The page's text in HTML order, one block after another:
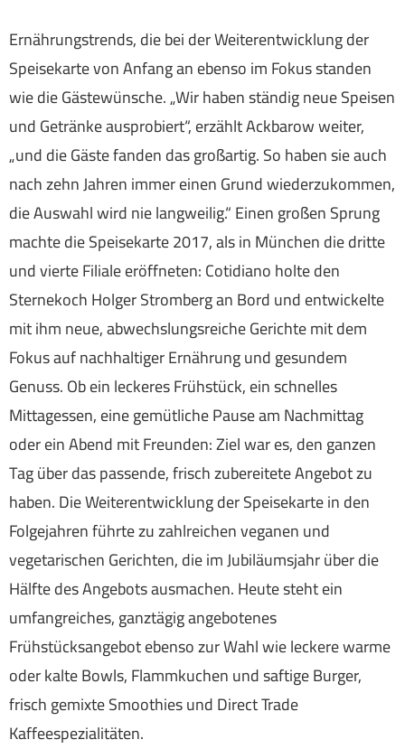
Ernährungstrends, die bei der Weiterentwicklung der
Speisekarte von Anfang an ebenso im Fokus standen
wie die Gästewünsche. „Wir haben ständig neue Speisen
und Getränke ausprobiert“, erzählt Ackbarow weiter,
„und die Gäste fanden das großartig. So haben sie auch
nach zehn Jahren immer einen Grund wiederzukommen,
die Auswahl wird nie langweilig.“ Einen großen Sprung
machte die Speisekarte 2017, als in München die dritte
und vierte Filiale eröffneten: Cotidiano holte den
Sternekoch Holger Stromberg an Bord und entwickelte
mit ihm neue, abwechslungsreiche Gerichte mit dem
Fokus auf nachhaltiger Ernährung und gesundem
Genuss. Ob ein leckeres Frühstück, ein schnelles
Mittagessen, eine gemütliche Pause am Nachmittag
oder ein Abend mit Freunden: Ziel war es, den ganzen
Tag über das passende, frisch zubereitete Angebot zu
haben. Die Weiterentwicklung der Speisekarte in den
Folgejahren führte zu zahlreichen veganen und
vegetarischen Gerichten, die im Jubiläumsjahr über die
Hälfte des Angebots ausmachen. Heute steht ein
umfangreiches, ganztägig angebotenes
Frühstücksangebot ebenso zur Wahl wie leckere warme
oder kalte Bowls, Flammkuchen und saftige Burger,
frisch gemixte Smoothies und Direct Trade
Kaffeespezialitäten.